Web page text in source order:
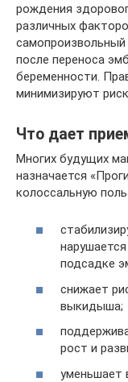
рождения
различных
после переноса
беременности.
минимизируют
Что дает
Многих будущих
назначается
колоссальную
подсадке
снижает
выкидыша;
рост и
уменьшает